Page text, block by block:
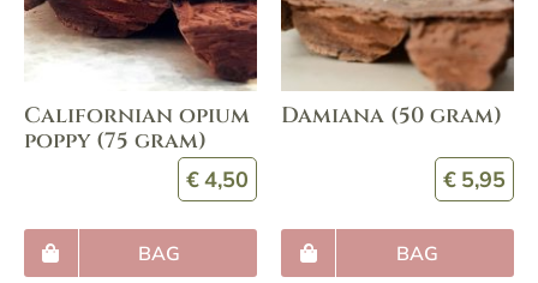
Californian opium
poppy (75 gram)
€4,50
BAG
Damiana (50 gram)
€ 5,95
BAG